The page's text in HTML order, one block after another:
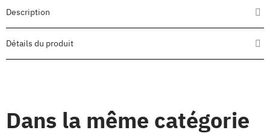
Description
Détails du produit
Dans la même catégorie